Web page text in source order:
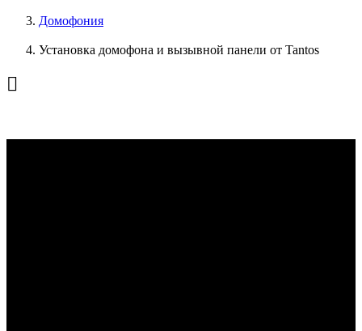
Домофония
Установка домофона и вызывной панели от Tantos